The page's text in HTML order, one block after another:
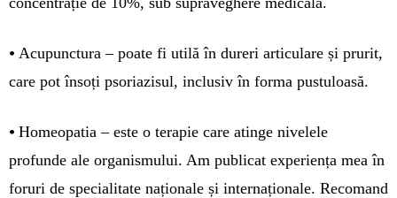
• Acupunctura – poate fi utilă în dureri articulare și prurit,
care pot însoți psoriazisul, inclusiv în forma pustuloasă.
• Homeopatia – este o terapie care atinge nivelele
profunde ale organismului. Am publicat experiența mea în
foruri de specialitate naționale și internaționale. Recomand